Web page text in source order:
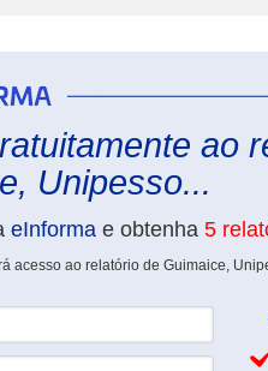
ao
Unipesso...
eInforma e obtenha 5
acesso ao relatório de Guimaice,